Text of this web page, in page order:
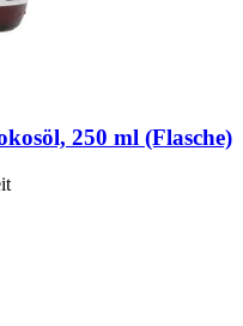
250 ml (Flasche)